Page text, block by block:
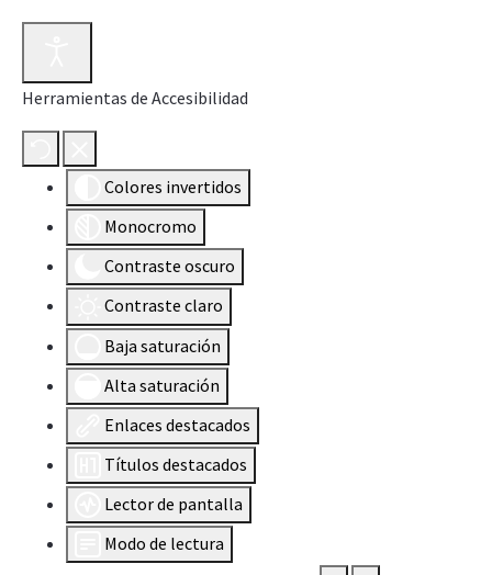
Herramientas de Accesibilidad
Colores invertidos
Monocromo
Contraste oscuro
Contraste claro
Baja saturación
Alta saturación
Enlaces destacados
Títulos destacados
Lector de pantalla
Modo de lectura